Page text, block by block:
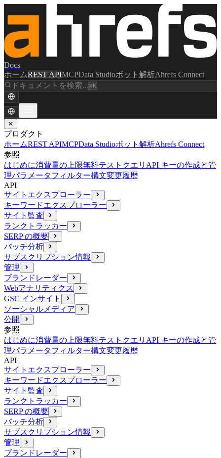
Docs
ホームREST APIMCPData Studioボット解析Ahrefs Connect
ドキュメントを検索...⌘K
✕
プロダクト
ホームREST APIMCPData Studioボット解析Ahrefs Connect
参照
はじめに消費量の上限無料テストクエリ API キーの作成と管
理パラメータフィルター構文変更履歴
API
サイトエクスプローラー
キーワードエクスプローラー
サイト監査
ランクトラッカー
SERP の概要
バッチ分析
サブスクリプション情報
管理
ブランドレーダー
Webアナリティクス
GSC インサイト
ソーシャルメディア
公開
参照
はじめに消費量の上限無料テストクエリ API キーの作成と管
理パラメータフィルター構文変更履歴
API
サイトエクスプローラー
キーワードエクスプローラー
サイト監査
ランクトラッカー
SERP の概要
バッチ分析
サブスクリプション情報
管理
ブランドレーダー